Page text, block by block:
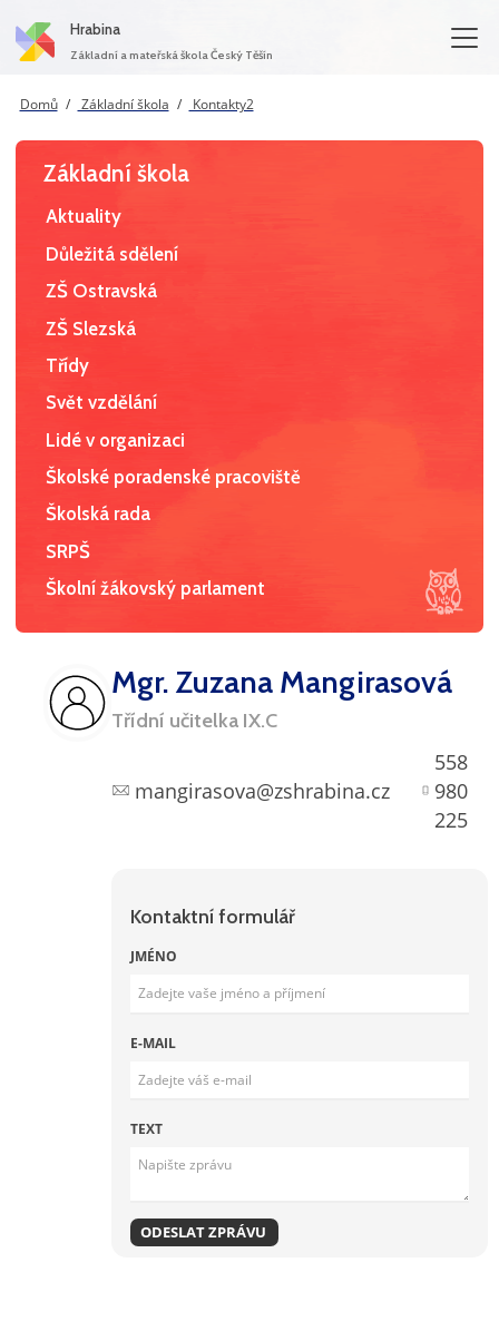
Hrabina
Základní a mateřská škola Český Těšín
Domů Základní škola Kontakty2
Základní škola
Aktuality
Důležitá sdělení
ZŠ Ostravská
ZŠ Slezská
Třídy
Svět vzdělání
Lidé v organizaci
Školské poradenské pracoviště
Školská rada
SRPŠ
Školní žákovský parlament
Mgr. Zuzana Mangirasová
Třídní učitelka IX.C
mangirasova@zshrabina.cz
558
980
225
Kontaktní formulář
JMÉNO
E-MAIL
TEXT